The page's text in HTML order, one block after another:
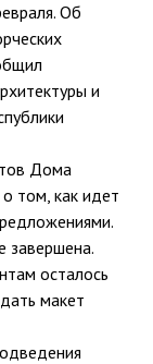
Об
и
Дома
том, как идет
завершена.
осталось
макет